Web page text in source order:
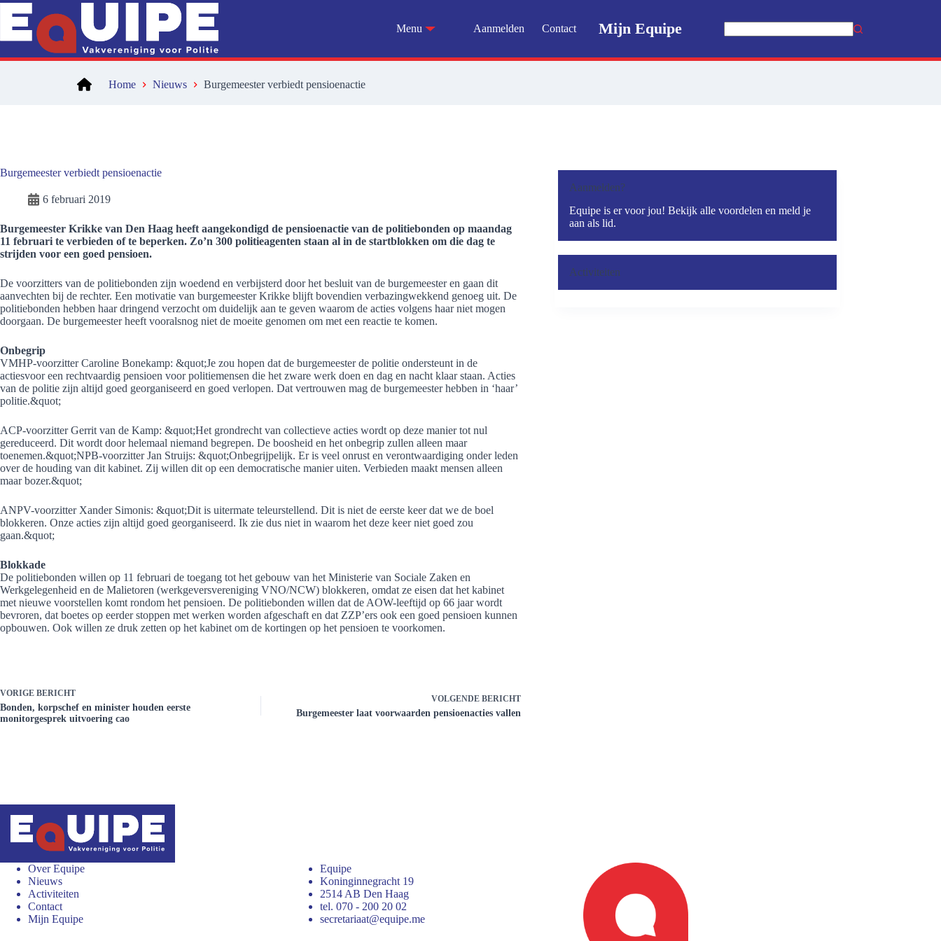
Ga
naar
inhoud
Menu Aanmelden Contact Mijn Equipe
Home Nieuws Burgemeester verbiedt pensioenactie
Burgemeester verbiedt pensioenactie
6 februari 2019
Burgemeester Krikke van Den Haag heeft aangekondigd de pensioenactie van de politiebonden op maandag
11 februari te verbieden of te beperken. Zo’n 300 politieagenten staan al in de startblokken om die dag te
strijden voor een goed pensioen.
De voorzitters van de politiebonden zijn woedend en verbijsterd door het besluit van de burgemeester en gaan dit
aanvechten bij de rechter. Een motivatie van burgemeester Krikke blijft bovendien verbazingwekkend genoeg uit. De
politiebonden hebben haar dringend verzocht om duidelijk aan te geven waarom de acties volgens haar niet mogen
doorgaan. De burgemeester heeft vooralsnog niet de moeite genomen om met een reactie te komen.
Onbegrip
VMHP-voorzitter Caroline Bonekamp: &quot;Je zou hopen dat de burgemeester de politie ondersteunt in de
actiesvoor een rechtvaardig pensioen voor politiemensen die het zware werk doen en dag en nacht klaar staan. Acties
van de politie zijn altijd goed georganiseerd en goed verlopen. Dat vertrouwen mag de burgemeester hebben in ‘haar’
politie.&quot;
ACP-voorzitter Gerrit van de Kamp: &quot;Het grondrecht van collectieve acties wordt op deze manier tot nul
gereduceerd. Dit wordt door helemaal niemand begrepen. De boosheid en het onbegrip zullen alleen maar
toenemen.&quot;NPB-voorzitter Jan Struijs: &quot;Onbegrijpelijk. Er is veel onrust en verontwaardiging onder leden
over de houding van dit kabinet. Zij willen dit op een democratische manier uiten. Verbieden maakt mensen alleen
maar bozer.&quot;
ANPV-voorzitter Xander Simonis: &quot;Dit is uitermate teleurstellend. Dit is niet de eerste keer dat we de boel
blokkeren. Onze acties zijn altijd goed georganiseerd. Ik zie dus niet in waarom het deze keer niet goed zou
gaan.&quot;
Blokkade
De politiebonden willen op 11 februari de toegang tot het gebouw van het Ministerie van Sociale Zaken en
Werkgelegenheid en de Malietoren (werkgeversvereniging VNO/NCW) blokkeren, omdat ze eisen dat het kabinet
met nieuwe voorstellen komt rondom het pensioen. De politiebonden willen dat de AOW-leeftijd op 66 jaar wordt
bevroren, dat boetes op eerder stoppen met werken worden afgeschaft en dat ZZP’ers ook een goed pensioen kunnen
opbouwen. Ook willen ze druk zetten op het kabinet om de kortingen op het pensioen te voorkomen.
VORIGE BERICHT
Bonden, korpschef en minister houden eerste
monitorgesprek uitvoering cao
VOLGENDE BERICHT
Burgemeester laat voorwaarden pensioenacties vallen
Aanmelden?
Equipe is er voor jou! Bekijk alle voordelen en meld je
aan als lid.
Activiteiten
Over Equipe
Nieuws
Activiteiten
Contact
Mijn Equipe
Equipe
Koninginnegracht 19
2514 AB Den Haag
tel. 070 - 200 20 02
secretariaat@equipe.me